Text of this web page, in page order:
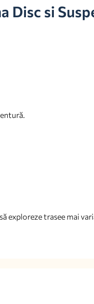
Disc si
exploreze trasee mai